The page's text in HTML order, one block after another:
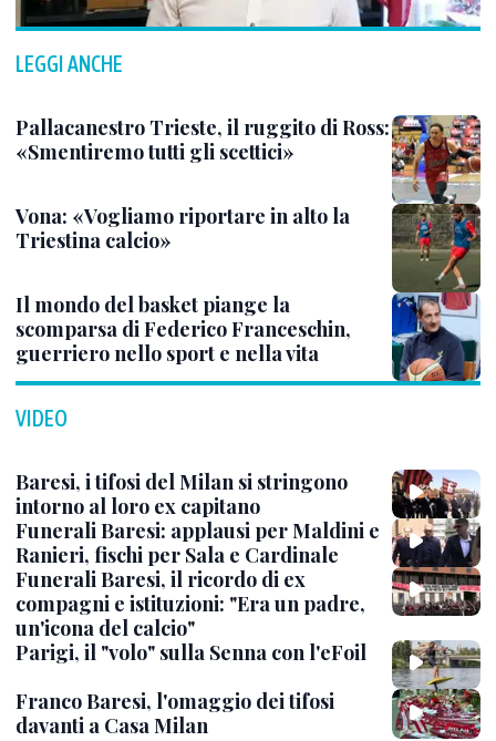
LEGGI ANCHE
Pallacanestro Trieste, il ruggito di Ross:
«Smentiremo tutti gli scettici»
Vona: «Vogliamo riportare in alto la
Triestina calcio»
Il mondo del basket piange la
scomparsa di Federico Franceschin,
guerriero nello sport e nella vita
VIDEO
Baresi, i tifosi del Milan si stringono
intorno al loro ex capitano
Funerali Baresi: applausi per Maldini e
Ranieri, fischi per Sala e Cardinale
Funerali Baresi, il ricordo di ex
compagni e istituzioni: "Era un padre,
un'icona del calcio"
Parigi, il "volo" sulla Senna con l'eFoil
Franco Baresi, l'omaggio dei tifosi
davanti a Casa Milan